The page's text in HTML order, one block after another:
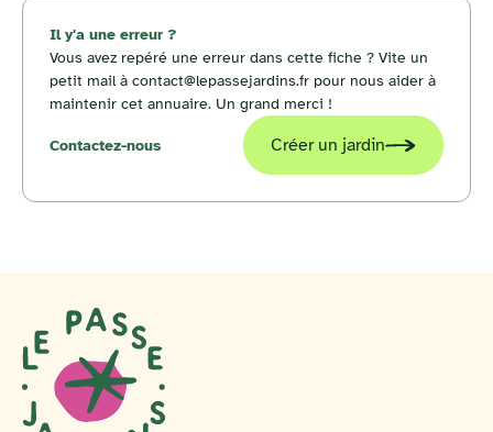
Il y'a une erreur ?
Vous avez repéré une erreur dans cette fiche ? Vite un
petit mail à contact@lepassejardins.fr pour nous aider à
maintenir cet annuaire. Un grand merci !
Contactez-nous Créer un jardin